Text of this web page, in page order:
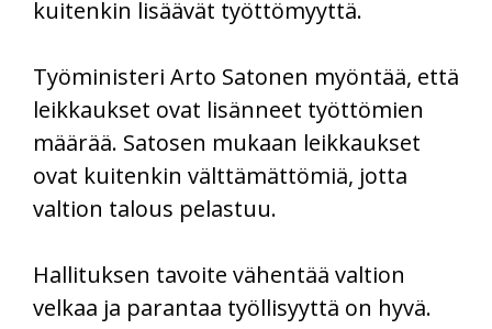
kuitenkin lisäävät työttömyyttä.
Työministeri Arto Satonen myöntää, että
leikkaukset ovat lisänneet työttömien
määrää. Satosen mukaan leikkaukset
ovat kuitenkin välttämättömiä, jotta
valtion talous pelastuu.
Hallituksen tavoite vähentää valtion
velkaa ja parantaa työllisyyttä on hyvä.